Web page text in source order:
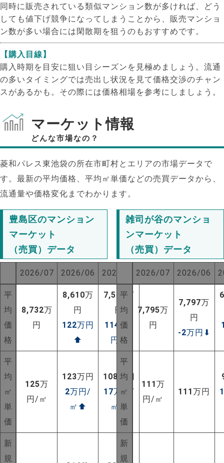
同時に販売されている類似マンション数が多ければ、どう
しても値下げ競争になってしまうことから、販売マンショ
ン数が多い場合には閑散期を狙うのもおすすめです。
【購入目線】
購入時期を目安に狙い目シーズンを見極めましょう。流通
の多いタイミングでは売出し状況を見て価格交渉のチャン
スがあるかも。その際には価格相場を参考にしましょう。
マーケット情報
どんな市場なの？
菱和パレス東池袋の所在市町村とエリアの市場データで
す。最新の平均価格、平均㎡単価などの売買データから、
流通量や価格変化までわかります。
豊島区のマンション
マーケット
（売買）データ
2026/07 2026/06 2025/07
平
均
価
格
8,732万
円
8,610万
円
122万円
⬆
7,590万
円
1142万
円 ⬆
平
均
㎡
単
価
125万
円/㎡
123万円
2万円/
㎡ ⬆
108 万円
17万円/
㎡ ⬆
新
規
雑司が谷のマンショ
ンマーケット
（売買）データ
2026/07 2026/06
平
均
価
格
7,795万
円
7,797万
円
-2万円 ⬇
平
均
㎡
単
価
111万
円/㎡
111万円
新
規